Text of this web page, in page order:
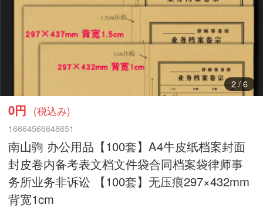
3/ 6
0円 (税込み)
16664566648651
南山驹 办公用品【100套】A4牛皮纸档案封面
封皮卷内备考表文档文件袋合同档案袋律师事
务所业务非诉讼 【100套】无压痕297×432mm
背宽1cm